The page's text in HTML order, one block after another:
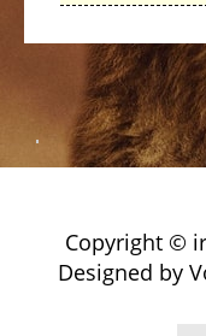
Copyright ©
Designed by